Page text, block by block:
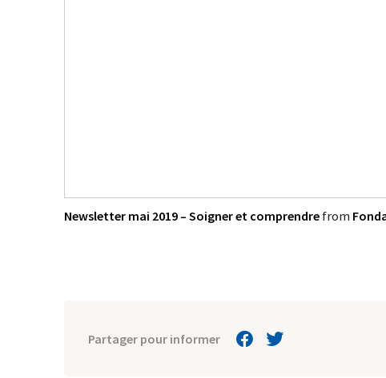
Newsletter mai 2019 – Soigner et comprendre from
Partager pour informer